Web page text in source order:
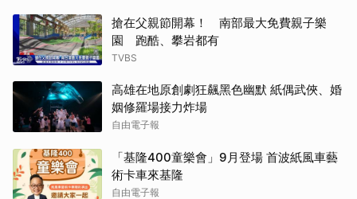
搶在父親節開幕！ 南部最大免費親子樂
園 跑酷、攀岩都有
TVBS
高雄在地原創劇狂飆黑色幽默 紙偶武俠、婚
姻修羅場接力炸場
自由電子報
「基隆400童樂會」9月登場 首波紙風車藝
術卡車來基隆
自由電子報